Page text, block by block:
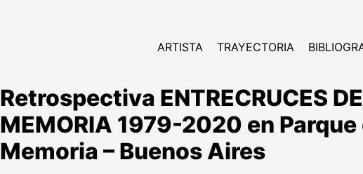
ARTISTA TRAYECTORIA
Retrospectiva ENTRECRUCES
MEMORIA 1979-2020 en Parque
Memoria – Buenos Aires